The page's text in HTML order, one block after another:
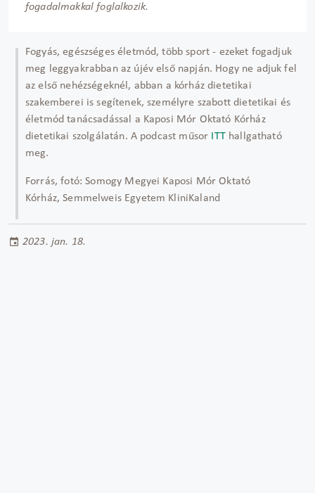
fogadalmakkal foglalkozik.
Fogyás, egészséges életmód, több sport - ezeket fogadjuk
meg leggyakrabban az újév első napján. Hogy ne adjuk fel
az első nehézségeknél, abban a kórház dietetikai
szakemberei is segítenek, személyre szabott dietetikai és
életmód tanácsadással a Kaposi Mór Oktató Kórház
dietetikai szolgálatán. A podcast műsor ITThallgatható
meg.
Forrás, fotó: Somogy Megyei Kaposi Mór Oktató
Kórház, Semmelweis Egyetem KliniKaland
2023. jan. 18.